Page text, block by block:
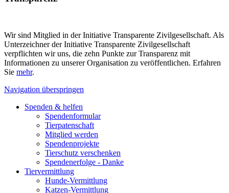
Wir sind Mitglied in der Initiative Transparente Zivilgesellschaft. Als
Unterzeichner der Initiative Transparente Zivilgesellschaft
verpflichten wir uns, die zehn Punkte zur Transparenz mit
Informationen zu unserer Organisation zu veröffentlichen. Erfahren
Sie mehr.
Navigation überspringen
Spenden & helfen
Spendenformular
Tierpatenschaft
Mitglied werden
Spendenprojekte
Tierschutz verschenken
Spendenerfolge - Danke
Tiervermittlung
Hunde-Vermittlung
Katzen-Vermittlung